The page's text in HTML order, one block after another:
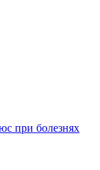
при болезнях